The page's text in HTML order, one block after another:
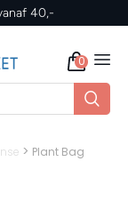
Nederland vanaf
0
> Plant Bag